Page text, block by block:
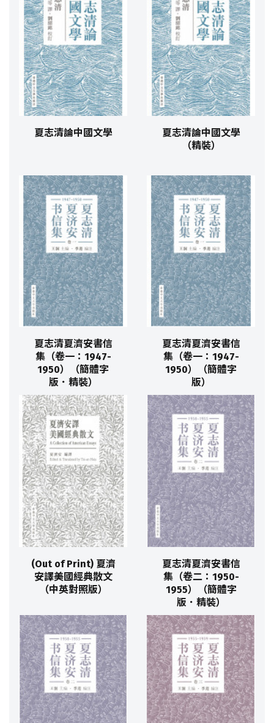
夏志清論中國文學
夏志清論中國文學
（精裝）
夏志清夏濟安書信
集（卷一：1947-
1950）（簡體字
版．精裝）
夏志清夏濟安書信
集（卷一：1947-
1950）（簡體字
版）
(Out of Print) 夏濟
安譯美國經典散文
（中英對照版）
夏志清夏濟安書信
集（卷二：1950-
1955）（簡體字
版．精裝）